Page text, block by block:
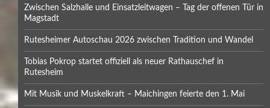
Zwischen Salzhalle und Einsatzleitwagen – Tag der offenen Tür in
Magstadt
Rutesheimer Autoschau 2026 zwischen Tradition und Wandel
Tobias Pokrop startet offiziell als neuer Rathauschef in
Rutesheim
Mit Musik und Muskelkraft – Maichingen feierte den 1. Mai